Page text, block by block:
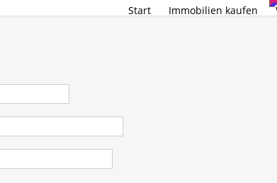
Start Immobilien kaufen